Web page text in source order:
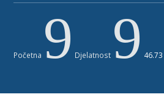
Početna 9 Djelatnost 9 46.73